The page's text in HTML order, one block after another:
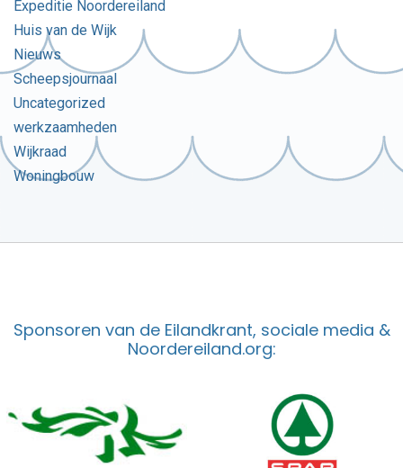
Expeditie Noordereiland
Huis van de Wijk
Nieuws
Scheepsjournaal
Uncategorized
werkzaamheden
Wijkraad
Woningbouw
Sponsoren van de Eilandkrant, sociale media &
Noordereiland.org: